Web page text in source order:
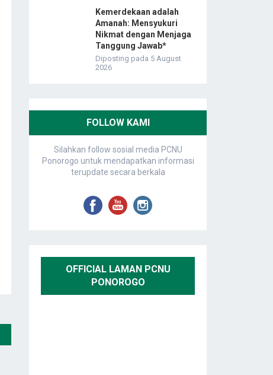
Kemerdekaan adalah
Amanah: Mensyukuri
Nikmat dengan Menjaga
Tanggung Jawab*
Diposting pada 5 August
2026
FOLLOW KAMI
Silahkan follow sosial media PCNU
Ponorogo untuk mendapatkan informasi
terupdate secara berkala
OFFICIAL LAMAN PCNU
PONOROGO